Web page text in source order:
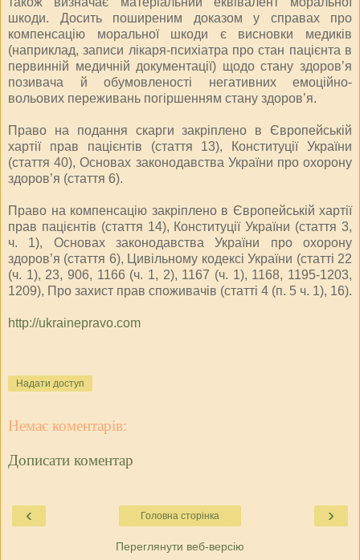
шкоди. Досить поширеним доказом у справах про
компенсацію моральної шкоди є висновки медиків
(наприклад, записи лікаря-психіатра про стан пацієнта в
первинній медичній документації) щодо стану здоров’я
позивача й обумовленості негативних емоційно-
вольових переживань погіршенням стану здоров’я.
Право на подання скарги закріплено в Європейській
хартії прав пацієнтів (стаття 13), Конституції України
(стаття 40), Основах законодавства України про охорону
здоров’я (стаття 6).
Право на компенсацію закріплено в Європейській хартії
прав пацієнтів (стаття 14), Конституції України (стаття 3,
ч. 1), Основах законодавства України про охорону
здоров’я (стаття 6), Цивільному кодексі України (статті 22
(ч. 1), 23, 906, 1166 (ч. 1, 2), 1167 (ч. 1), 1168, 1195-1203,
1209), Про захист прав споживачів (статті 4 (п. 5 ч. 1), 16).
http://ukrainepravo.com
Надати доступ
Немає коментарів:
Дописати коментар
‹ ›
Головна сторінка
Переглянути веб-версію